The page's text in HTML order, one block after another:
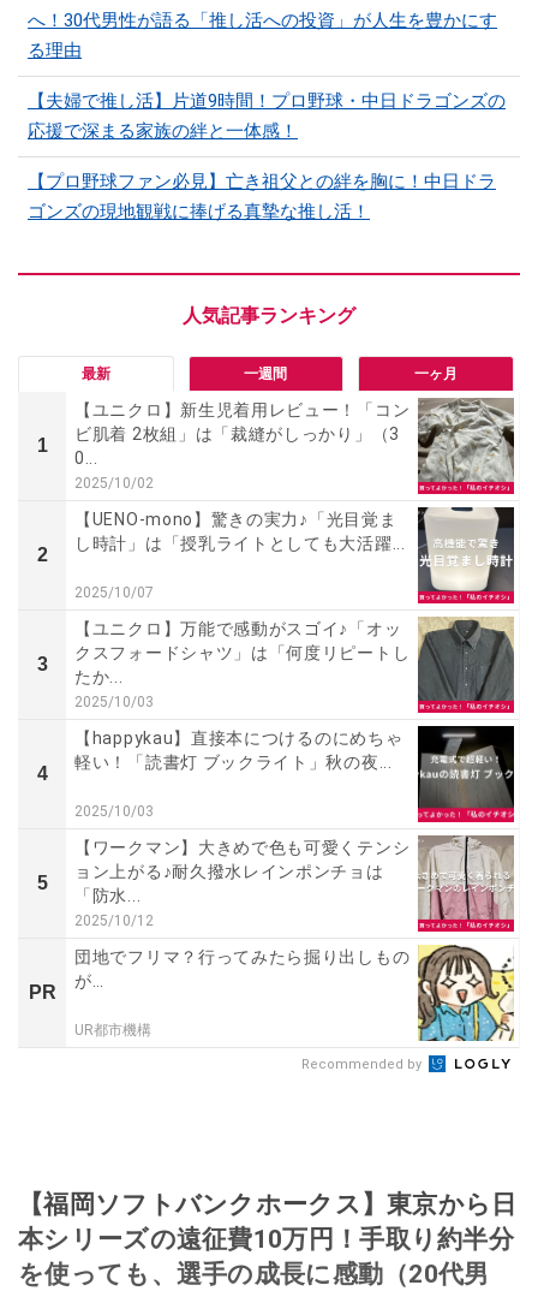
へ！30代男性が語る「推し活への投資」が人生を豊かにす
る理由
【夫婦で推し活】片道9時間！プロ野球・中日ドラゴンズの
応援で深まる家族の絆と一体感！
【プロ野球ファン必見】亡き祖父との絆を胸に！中日ドラ
ゴンズの現地観戦に捧げる真摯な推し活！
最新 一週間 一ヶ月
1
【ユニクロ】新生児着用レビュー！「コン
ビ肌着 2枚組」は「裁縫がしっかり」（3
0...
2025/10/02
2
【UENO-mono】驚きの実力♪「光目覚ま
し時計」は「授乳ライトとしても大活躍...
2025/10/07
3
【ユニクロ】万能で感動がスゴイ♪「オッ
クスフォードシャツ」は「何度リピートし
たか...
2025/10/03
4
【happykau】直接本につけるのにめちゃ
軽い！「読書灯 ブックライト」秋の夜...
2025/10/03
5
【ワークマン】大きめで色も可愛くテンシ
ョン上がる♪耐久撥水レインポンチョは
「防水...
2025/10/12
PR
団地でフリマ？行ってみたら掘り出しもの
が…
UR都市機構
Recommended by
【福岡ソフトバンクホークス】東京から日
本シリーズの遠征費10万円！手取り約半分
を使っても、選手の成長に感動（20代男